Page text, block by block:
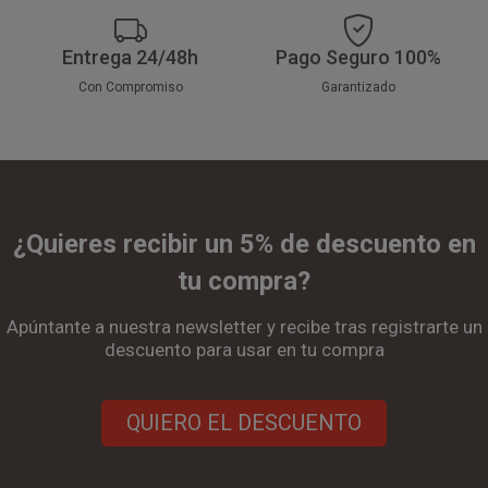
Entrega 24/48h
Con Compromiso
Pago Seguro 100%
Garantizado
¿Quieres recibir un 5% de descuento en
tu compra?
Apúntante a nuestra newsletter y recibe tras registrarte un
descuento para usar en tu compra
QUIERO EL DESCUENTO